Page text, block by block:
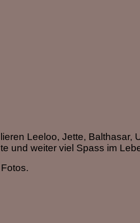
Leeloo, Jette, Balthasar,
und weiter viel Spass im